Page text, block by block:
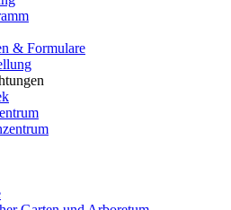
& Formulare